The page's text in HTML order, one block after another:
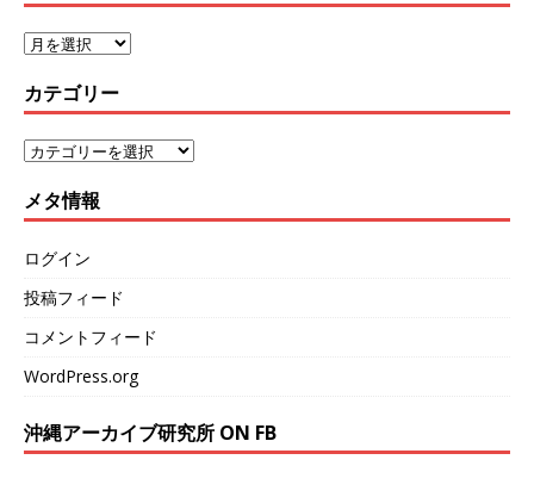
カテゴリー
メタ情報
ログイン
投稿フィード
コメントフィード
WordPress.org
沖縄アーカイブ研究所 ON FB